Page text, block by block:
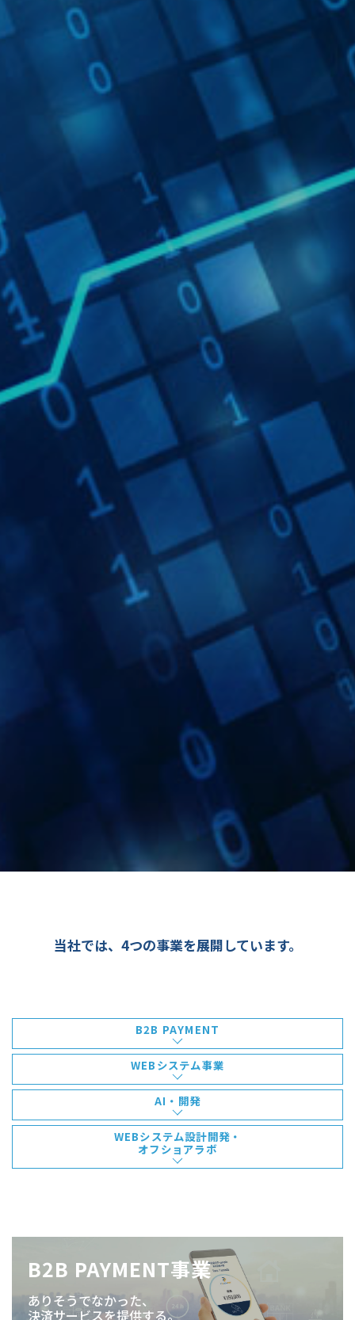
当社では、4つの事業を展開しています。
B2B PAYMENT
WEBシステム事業
AI・開発
WEBシステム設計開発・
オフショアラボ
B2B PAYMENT事業
ありそうでなかった、
決済サービスを提供する。